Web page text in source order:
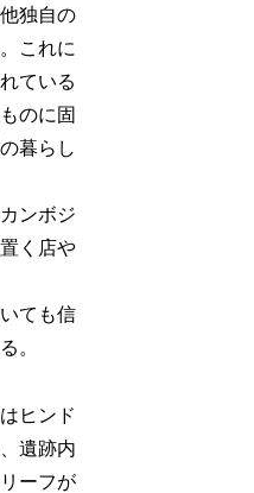
独自の
これに
ている
のに固
暮らし
ンボジ
く店や
ても信
。
ヒンド
遺跡内
ーフが